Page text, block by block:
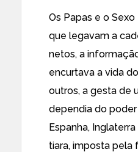
Os Papas e o
que legavam a
netos, a
encurtava a vida
outros, a gesta de
dependia do poder
Espanha,
tiara, imposta pela